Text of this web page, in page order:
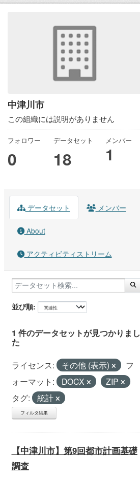
中津川市
この組織には説明がありません
フォロワー
0
データセット
18
メンバー
1
データセット メンバー
About
アクティビティストリーム
並び順
1 件のデータセットが見つかりまし
た
ライセンス: その他 (表示)
フ
ォーマット:
DOCX
ZIP
タグ:
統計
フィルタ結果
【中津川市】第9回都市計画基礎
調査